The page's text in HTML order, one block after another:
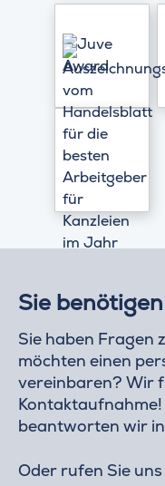
Sie
Sie haben Fragen
möchten einen
vereinbaren? Wir
beantworten wir
Oder rufen Sie uns